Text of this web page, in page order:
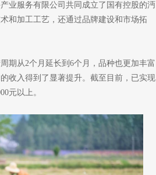
业服务有限公司共同成立了国有控股的沔
和加工工艺，还通过品牌建设和市场拓
期从2个月延长到6个月，品种也更加丰富
收入得到了显著提升。截至目前，已实现
元以上。